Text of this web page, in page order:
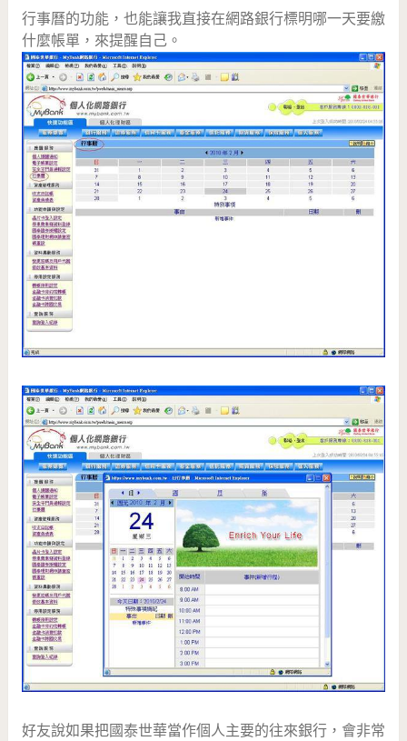
行事曆的功能，也能讓我直接在網路銀行標明哪一天要繳
什麼帳單，來提醒自己。
好友說如果把國泰世華當作個人主要的往來銀行，會非常